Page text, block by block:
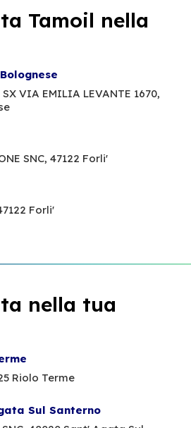
Tamoil nella
VIA EMILIA LEVANTE 1670,
SNC, 47122 Forli'
Forli'
nella tua
Riolo Terme
Sul Santerno